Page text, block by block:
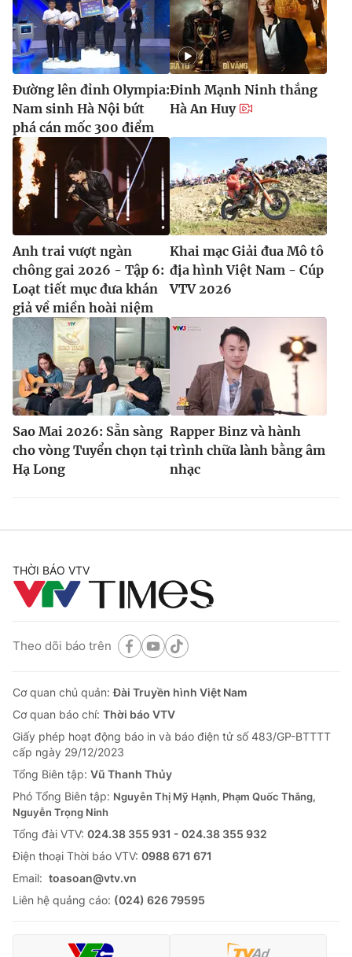
Đường lên đỉnh Olympia:
Nam sinh Hà Nội bứt
phá cán mốc 300 điểm
Đinh Mạnh Ninh thắng
Hà An Huy
Anh trai vượt ngàn
chông gai 2026 - Tập 6:
Loạt tiết mục đưa khán
giả về miền hoài niệm
Khai mạc Giải đua Mô tô
địa hình Việt Nam - Cúp
VTV 2026
Sao Mai 2026: Sẵn sàng
cho vòng Tuyển chọn tại
Hạ Long
Rapper Binz và hành
trình chữa lành bằng âm
nhạc
THỜI BÁO VTV
Theo dõi báo trên
Cơ quan chủ quản:Đài Truyền hình Việt Nam
Cơ quan báo chí: Thời báo VTV
Giấy phép hoạt động báo in và báo điện tử số 483/GP-BTTTT
cấp ngày 29/12/2023
Tổng Biên tập: Vũ Thanh Thủy
Phó Tổng Biên tập: Nguyễn Thị Mỹ Hạnh, Phạm Quốc Thắng,
Nguyễn Trọng Ninh
Tổng đài VTV: 024.38 355 931 - 024.38 355 932
Ðiện thoại Thời báo VTV: 0988 671 671
Email: toasoan@vtv.vn
Liên hệ quảng cáo: (024) 626 79595